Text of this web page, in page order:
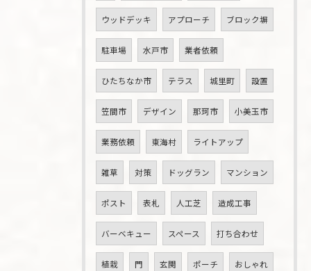
ウッドデッキ アプローチ ブロック塀
駐車場 水戸市 業者依頼
ひたちなか市 テラス 城里町 設置
笠間市 デザイン 那珂市 小美玉市
業務依頼 東海村 ライトアップ
雑草 対策 ドッグラン マンション
ポスト 表札 人工芝 造成工事
バーベキュー スペース 打ち合わせ
植栽 門 玄関 ポーチ おしゃれ